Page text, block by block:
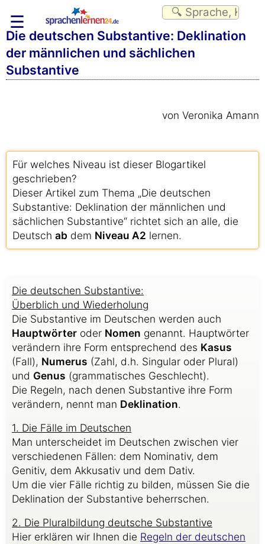
☰
Die deutschen Substantive: Deklination
der männlichen und sächlichen
Substantive
von Veronika Amann
Für welches Niveau ist dieser Blogartikel
geschrieben?
Dieser Artikel zum Thema „Die deutschen
Substantive: Deklination der männlichen und
sächlichen Substantive“ richtet sich an alle, die
Deutsch ab dem Niveau A2 lernen.
Die deutschen Substantive:
Überblich und Wiederholung
Die Substantive im Deutschen werden auch
Hauptwörter oder Nomen genannt. Hauptwörter
verändern ihre Form entsprechend des Kasus
(Fall), Numerus (Zahl, d.h. Singular oder Plural)
und Genus (grammatisches Geschlecht).
Die Regeln, nach denen Substantive ihre Form
verändern, nennt man Deklination.
1. Die Fälle im Deutschen
Man unterscheidet im Deutschen zwischen vier
verschiedenen Fällen: dem Nominativ, dem
Genitiv, dem Akkusativ und dem Dativ.
Um die vier Fälle richtig zu bilden, müssen Sie die
Deklination der Substantive beherrschen.
2. Die Pluralbildung deutsche Substantive
Hier erklären wir Ihnen die Regeln der deutschen